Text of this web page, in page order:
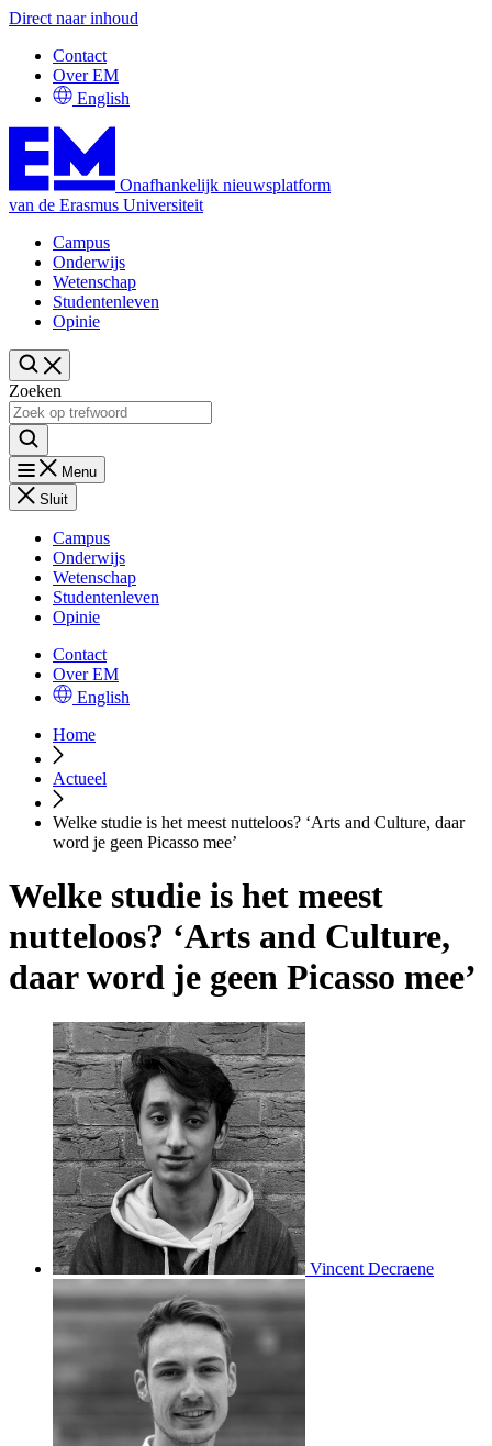
Direct naar inhoud
Contact
Over EM
English
Onafhankelijk nieuwsplatform
van de Erasmus Universiteit
Campus
Onderwijs
Wetenschap
Studentenleven
Opinie
Zoeken
Menu
Sluit
Campus
Onderwijs
Wetenschap
Studentenleven
Opinie
Contact
Over EM
English
Home
Actueel
Welke studie is het meest nutteloos? ‘Arts and Culture, daar
word je geen Picasso mee’
Welke studie is het meest
nutteloos? ‘Arts and Culture,
daar word je geen Picasso mee’
Vincent Decraene